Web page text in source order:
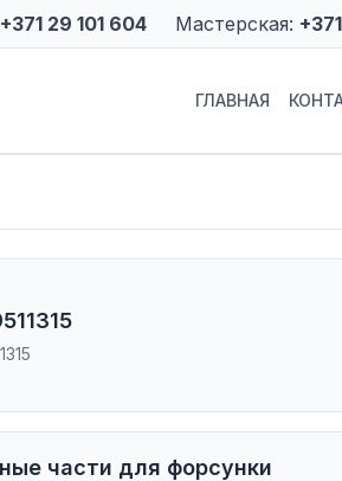
+371 29 101 604 Мастерская:
ГЛАВНАЯ
части для форсунки